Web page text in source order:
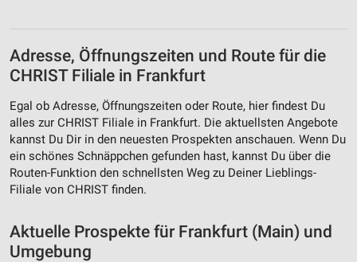
Adresse, Öffnungszeiten und Route für die
CHRIST Filiale in Frankfurt
Egal ob Adresse, Öffnungszeiten oder Route, hier findest Du
alles zur CHRIST Filiale in Frankfurt. Die aktuellsten Angebote
kannst Du Dir in den neuesten Prospekten anschauen. Wenn Du
ein schönes Schnäppchen gefunden hast, kannst Du über die
Routen-Funktion den schnellsten Weg zu Deiner Lieblings-
Filiale von CHRIST finden.
Aktuelle Prospekte für Frankfurt (Main) und
Umgebung